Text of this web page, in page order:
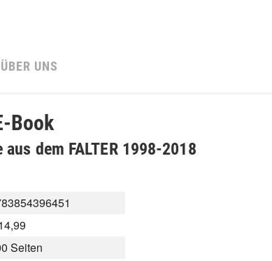
ÜBER UNS
Book
dem FALTER 1998-2018
Seiten